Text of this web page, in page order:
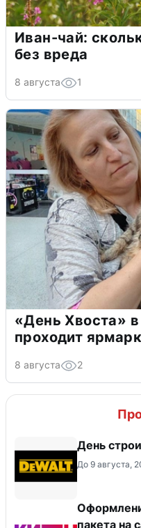
Иван-чай:
без вреда
8 августа 1
«День Хвоста»
проходит
8 августа 2
День
До 9 августа,
пакета на